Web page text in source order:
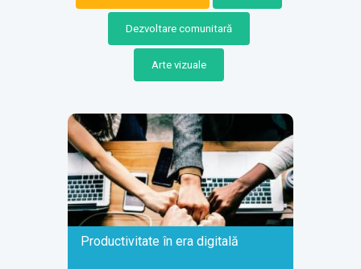
Dezvoltare comunitară
Arte vizuale
Productivitate în era digitală